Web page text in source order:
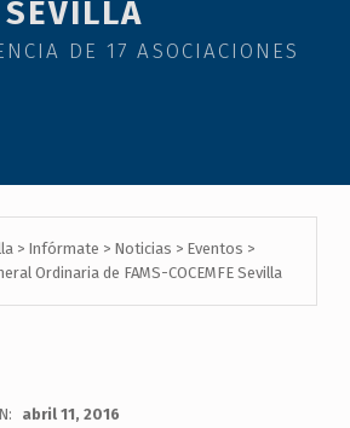
SEVILLA
DE 17 ASOCIACIONES
> Infórmate > Noticias > Eventos >
Ordinaria de FAMS-COCEMFE Sevilla
abril 11, 2016